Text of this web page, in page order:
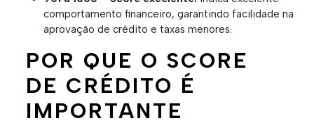
comportamento financeiro, garantindo facilidade na
aprovação de crédito e taxas menores.
POR QUE O SCORE
DE CRÉDITO É
IMPORTANTE